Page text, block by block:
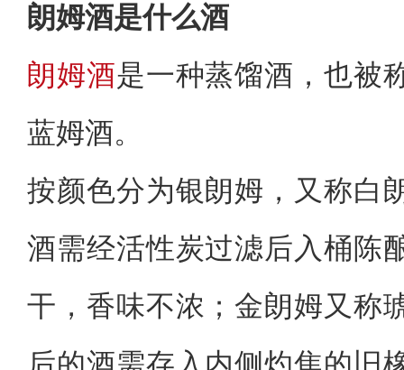
朗姆酒是什么酒
朗姆酒是一种蒸馏酒，也被
蓝姆酒。
按颜色分为银朗姆，又称白
酒需经活性炭过滤后入桶陈
干，香味不浓；金朗姆又称